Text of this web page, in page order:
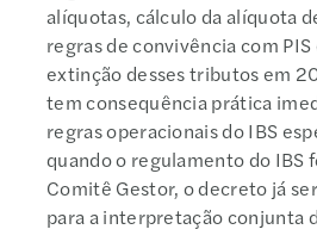
alíquotas, cálculo da alíquota
regras de convivência com PIS
extinção desses tributos em
tem consequência prática
regras operacionais do IBS
quando o regulamento do IBS
Comitê Gestor, o decreto já
para a interpretação conjunta